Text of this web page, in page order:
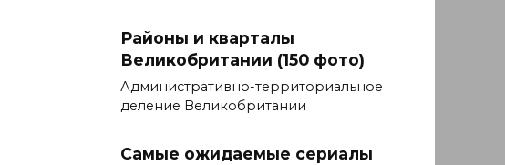
Районы и кварталы
Великобритании (150 фото)
Административно-территориальное
деление Великобритании
Самые ожидаемые сериалы